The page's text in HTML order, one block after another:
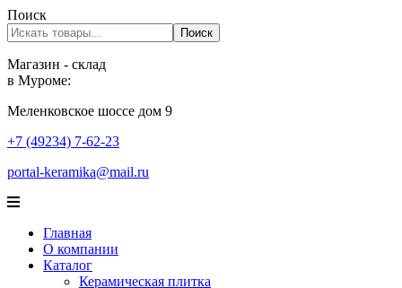
Поиск
Поиск
Магазин - склад
в Муроме:
Меленковское шоссе дом 9
+7 (49234) 7-62-23
portal-keramika@mail.ru
Главная
О компании
Каталог
Керамическая плитка